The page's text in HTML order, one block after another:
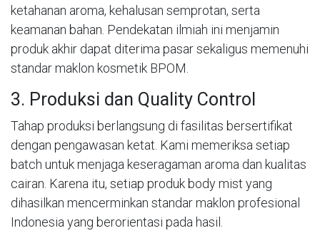
ketahanan aroma, kehalusan semprotan, serta
keamanan bahan. Pendekatan ilmiah ini menjamin
produk akhir dapat diterima pasar sekaligus memenuhi
standar maklon kosmetik BPOM.
3. Produksi dan Quality Control
Tahap produksi berlangsung di fasilitas bersertifikat
dengan pengawasan ketat. Kami memeriksa setiap
batch untuk menjaga keseragaman aroma dan kualitas
cairan. Karena itu, setiap produk body mist yang
dihasilkan mencerminkan standar maklon profesional
Indonesia yang berorientasi pada hasil.